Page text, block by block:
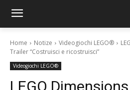
Home Notize Videogiochi LEGO®
Trailer “Costruisci e ricostruisci”
Videogiochi LEGO®
LEGO